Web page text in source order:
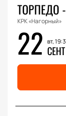
ТОРПЕДО
КРК «Нагорный»
22 вт,
СЕНТ